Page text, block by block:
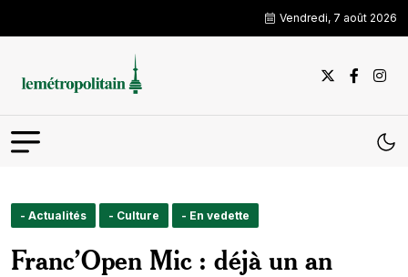
Vendredi, 7 août 2026
- Actualités - Culture - En vedette
Franc’Open Mic : déjà un an